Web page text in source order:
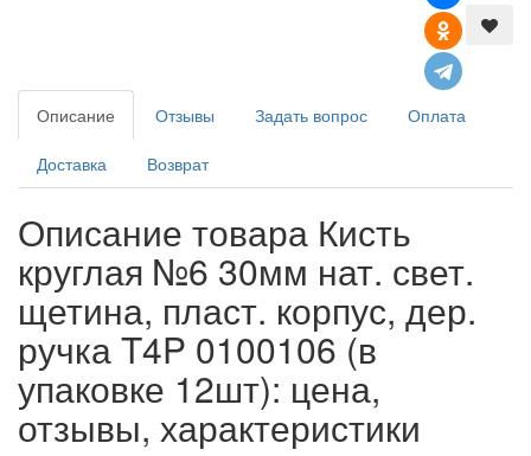
Описание Отзывы Задать вопрос Оплата
Доставка Возврат
Описание товара Кисть
круглая №6 30мм нат. свет.
щетина, пласт. корпус, дер.
ручка T4P 0100106 (в
упаковке 12шт): цена,
отзывы, характеристики